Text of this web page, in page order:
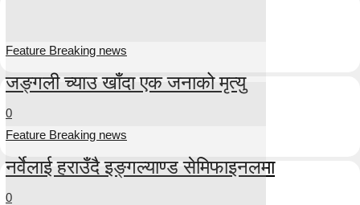
Feature Breaking news
जङ्गली च्याउ खाँदा एक जनाको मृत्यु
0
Feature Breaking news
नर्वेलाई हराउँदै इङ्गल्याण्ड सेमिफाइनलमा
0